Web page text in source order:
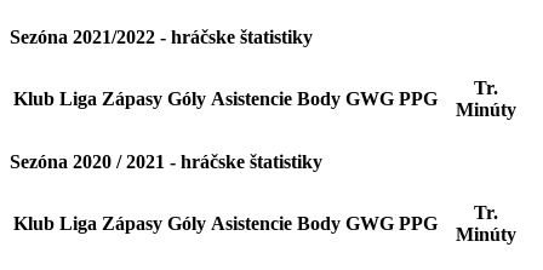
Sezóna 2021/2022 - hráčske štatistiky
Klub Liga Zápasy Góly Asistencie Body GWG PPG
Tr.
Minúty
Sezóna 2020 / 2021 - hráčske štatistiky
Klub Liga Zápasy Góly Asistencie Body GWG PPG
Tr.
Minúty